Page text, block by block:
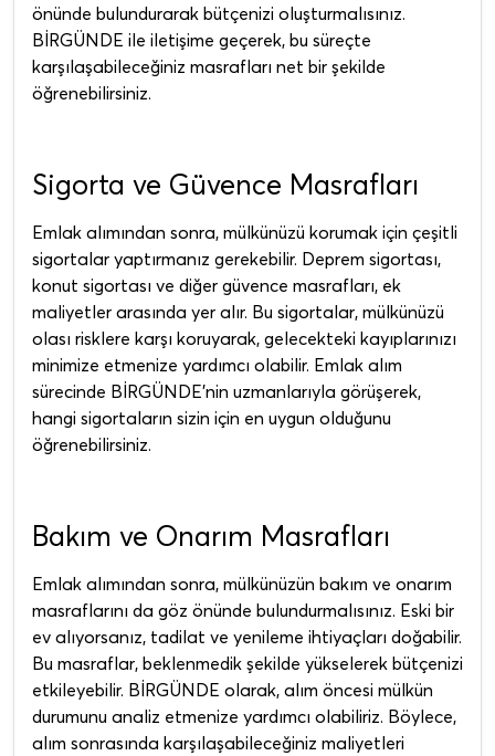
önünde bulundurarak bütçenizi oluşturmalısınız.
BİRGÜNDE ile iletişime geçerek, bu süreçte
karşılaşabileceğiniz masrafları net bir şekilde
öğrenebilirsiniz.
Sigorta ve Güvence Masrafları
Emlak alımından sonra, mülkünüzü korumak için çeşitli
sigortalar yaptırmanız gerekebilir. Deprem sigortası,
konut sigortası ve diğer güvence masrafları, ek
maliyetler arasında yer alır. Bu sigortalar, mülkünüzü
olası risklere karşı koruyarak, gelecekteki kayıplarınızı
minimize etmenize yardımcı olabilir. Emlak alım
sürecinde BİRGÜNDE'nin uzmanlarıyla görüşerek,
hangi sigortaların sizin için en uygun olduğunu
öğrenebilirsiniz.
Bakım ve Onarım Masrafları
Emlak alımından sonra, mülkünüzün bakım ve onarım
masraflarını da göz önünde bulundurmalısınız. Eski bir
ev alıyorsanız, tadilat ve yenileme ihtiyaçları doğabilir.
Bu masraflar, beklenmedik şekilde yükselerek bütçenizi
etkileyebilir. BİRGÜNDE olarak, alım öncesi mülkün
durumunu analiz etmenize yardımcı olabiliriz. Böylece,
alım sonrasında karşılaşabileceğiniz maliyetleri